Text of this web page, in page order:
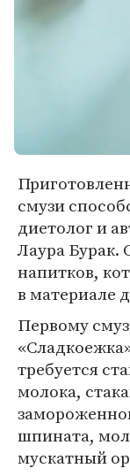
смузи
диетолог и
Лаура Бурак.
напитков,
в материале
Первому
требуется
молока,
шпината,
мускатный